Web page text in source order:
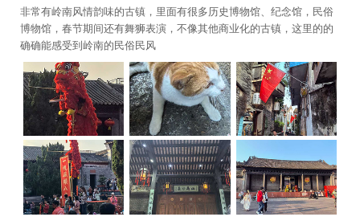
非常有岭南风情韵味的古镇，里面有很多历史博物馆、纪念馆，民俗
博物馆，春节期间还有舞狮表演，不像其他商业化的古镇，这里的的
确确能感受到岭南的民俗民风